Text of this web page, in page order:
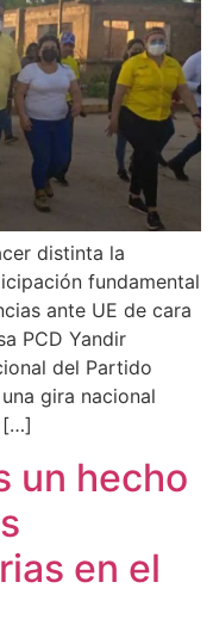
distinta la
fundamental
ante UE de cara
PCD Yandir
del Partido
gira nacional
[…]
un hecho
en el